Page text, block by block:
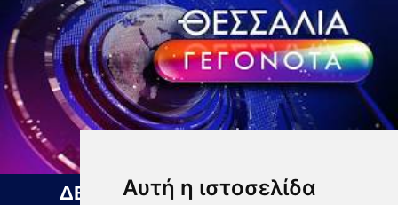
Αυτή η ιστοσελίδα
ΔΕΛΤΙΟ ΕΙΔΗΣΕΩΝ 05 08 2026